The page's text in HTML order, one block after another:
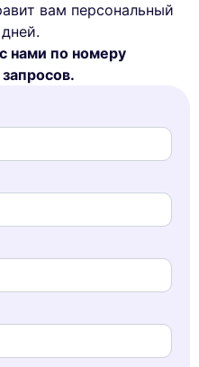
вам персональный
нами по номеру